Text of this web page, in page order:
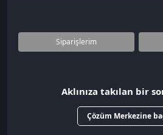
Siparişlerim
Aklınıza takılan bir
Çözüm Merkezine